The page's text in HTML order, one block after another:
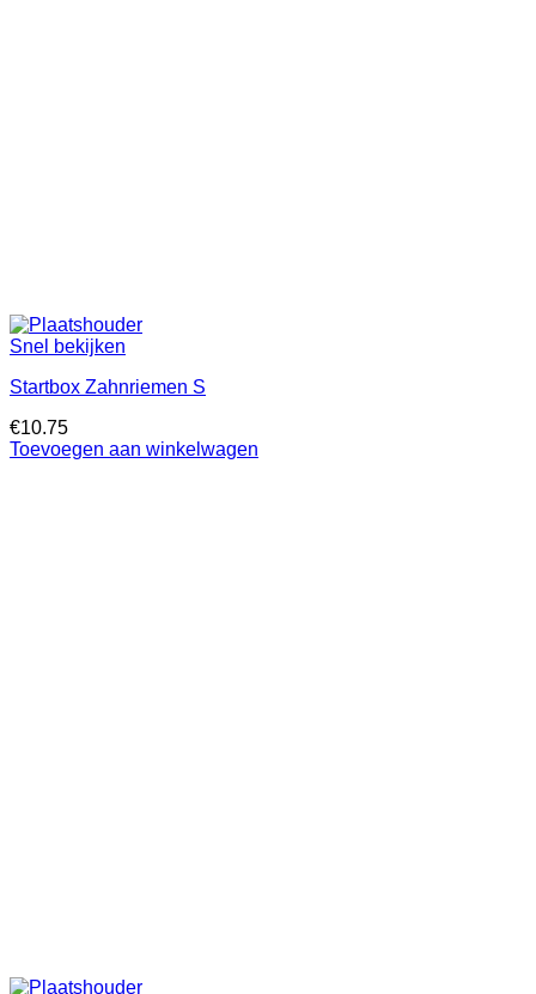
Snel bekijken
Startbox Zahnriemen S
€10.75
Toevoegen aan winkelwagen